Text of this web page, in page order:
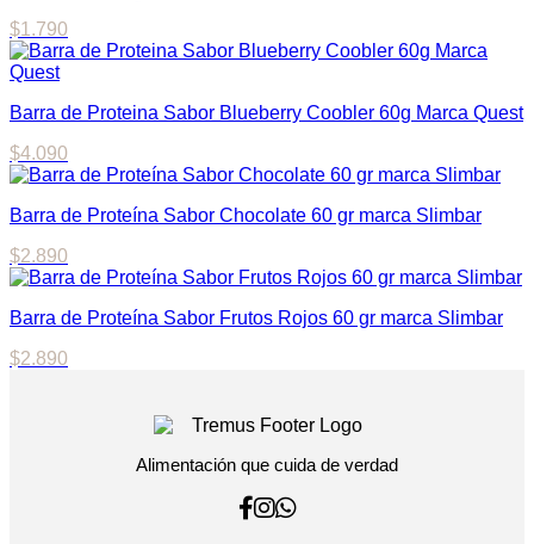
$1.790
Barra de Proteina Sabor Blueberry Coobler 60g Marca Quest
$4.090
Barra de Proteína Sabor Chocolate 60 gr marca Slimbar
$2.890
Barra de Proteína Sabor Frutos Rojos 60 gr marca Slimbar
$2.890
Alimentación que cuida de verdad